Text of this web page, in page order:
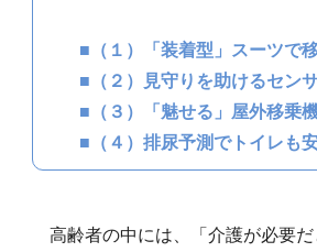
■ （１）「装着型」スーツで
■ （２）見守りを助けるセン
■（３）「魅せる」屋外移乗
■ （４）排尿予測でトイレも
高齢者の中には、「介護が必要